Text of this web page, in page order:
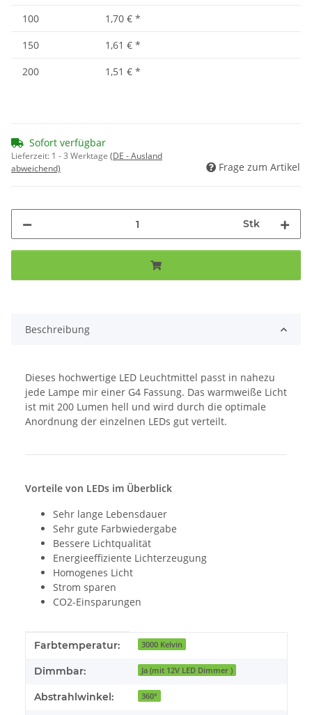
100
1,70 € *
150
1,61 € *
200
1,51 € *
Sofort verfügbar
Lieferzeit: 1 - 3 Werktage (DE - Ausland
abweichend)
Frage zum Artikel
Stk
Beschreibung
Dieses hochwertige LED Leuchtmittel passt in nahezu
jede Lampe mir einer G4 Fassung. Das warmweiße Licht
ist mit 200 Lumen hell und wird durch die optimale
Anordnung der einzelnen LEDs gut verteilt.
Vorteile von LEDs im Überblick
Sehr lange Lebensdauer
Sehr gute Farbwiedergabe
Bessere Lichtqualität
Energieeffiziente Lichterzeugung
Homogenes Licht
Strom sparen
CO2-Einsparungen
Produkteigenschaft
Wert
Farbtemperatur: 3000 Kelvin
Dimmbar: Ja (mit 12V LED Dimmer )
Abstrahlwinkel: 360°